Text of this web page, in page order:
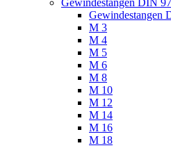
Gewindestangen
M 3
M 4
M 5
M 6
M 8
M 10
M 12
M 14
M 16
M 18